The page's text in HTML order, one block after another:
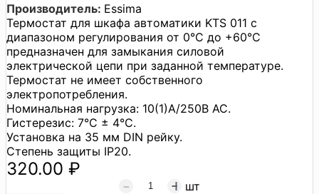
Производитель: Essima
Термостат для шкафа автоматики KTS 011 с
диапазоном регулирования от 0°C до +60°C
предназначен для замыкания силовой
электрической цепи при заданной температуре.
Термостат не имеет собственного
электропотребления.
Номинальная нагрузка: 10(1)A/250В АС.
Гистерезис: 7°C ± 4°C.
Установка на 35 мм DIN рейку.
Степень защиты IP20.
320.00 ₽
шт